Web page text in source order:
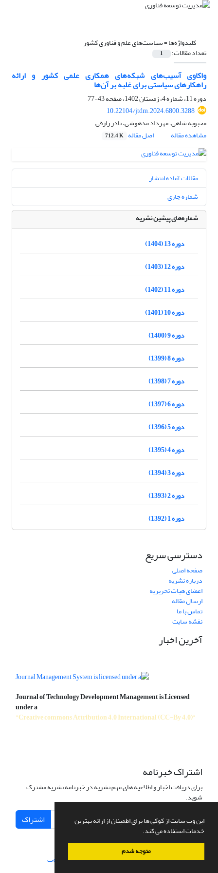
این وب سایت از کوکی ها برای اطمینان از ارائه بهترین
خدمات استفاده می کند.
متوجه شدم
کلیدواژه‌ها =سیاست‌های علم و فناوری کشور
تعداد مقالات: 1
واکاوی آسیب‌های شبکه‌های همکاری علمی کشور و ارائه
راهکارهای سیاستی برای غلبه بر آن‌‌ها
دوره 11، شماره 4، زمستان 1402، صفحه
43-77
10.22104/jtdm.2024.6800.3288
محبوبه شاهی، مهرداد مدهوشی، نادر رازقی
مشاهده مقاله
اصل مقاله 712.4 K
مقالات آماده انتشار
شماره جاری
شماره‌های پیشین نشریه
دوره 13 (1404)
دوره 12 (1403)
دوره 11 (1402)
دوره 10 (1401)
دوره 9 (1400)
دوره 8 (1399)
دوره 7 (1398)
دوره 6 (1397)
دوره 5 (1396)
دوره 4 (1395)
دوره 3 (1394)
دوره 2 (1393)
دوره 1 (1392)
دسترسی سریع
صفحه اصلی
درباره نشریه
اعضای هیات تحریریه
ارسال مقاله
تماس با ما
نقشه سایت
آخرین اخبار
Journal of Technology Development Management is Licensed
under a
"Creative commons Attribution 4.0 International (CC-By 4.0)"
اشتراک خبرنامه
برای دریافت اخبار و اطلاعیه های مهم نشریه در خبرنامه نشریه مشترک
شوید.
اشتراک
سامانه مدیریت نشریات علمی.طراحی و پیاده سازی از سیناوب